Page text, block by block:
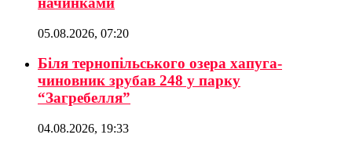
05.08.2026, 07:20
Біля тернопільського озера хапуга-
чиновник зрубав 248 у парку
“Загребелля”
04.08.2026, 19:33